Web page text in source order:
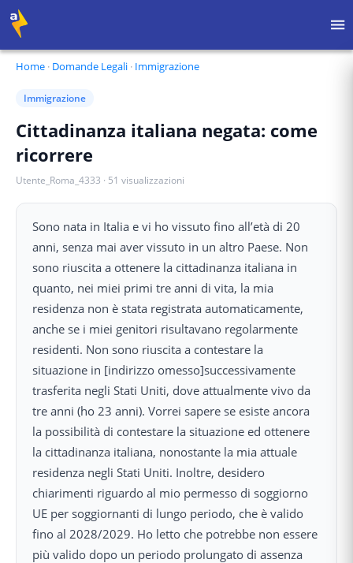
Home · Domande Legali · Immigrazione
Immigrazione
Cittadinanza italiana negata: come
ricorrere
Utente_Roma_4333 · 51 visualizzazioni
Sono nata in Italia e vi ho vissuto fino all’età di 20
anni, senza mai aver vissuto in un altro Paese. Non
sono riuscita a ottenere la cittadinanza italiana in
quanto, nei miei primi tre anni di vita, la mia
residenza non è stata registrata automaticamente,
anche se i miei genitori risultavano regolarmente
residenti. Non sono riuscita a contestare la
situazione in [indirizzo omesso]successivamente
trasferita negli Stati Uniti, dove attualmente vivo da
tre anni (ho 23 anni). Vorrei sapere se esiste ancora
la possibilità di contestare la situazione ed ottenere
la cittadinanza italiana, nonostante la mia attuale
residenza negli Stati Uniti. Inoltre, desidero
chiarimenti riguardo al mio permesso di soggiorno
UE per soggiornanti di lungo periodo, che è valido
fino al 2028/2029. Ho letto che potrebbe non essere
più valido dopo un periodo prolungato di assenza